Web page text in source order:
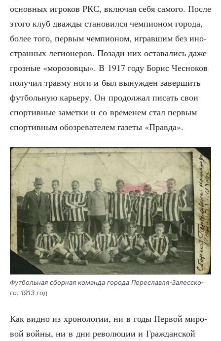
основ­ных игро­ков РКС, вклю­чая себя само­го. После
это­го клуб два­жды ста­но­вил­ся чем­пи­о­ном горо­да,
более того, пер­вым чем­пи­о­ном, играв­шим без ино­
стран­ных леги­о­не­ров. Поза­ди них оста­ва­лись даже
гроз­ные «моро­зов­цы». В 1917 году Борис Чес­но­ков
полу­чил трав­му ноги и был вынуж­ден завер­шить
фут­боль­ную карье­ру. Он про­дол­жал писать свои
спор­тив­ные замет­ки и со вре­ме­нем стал пер­вым
спор­тив­ным обо­зре­ва­те­лем газе­ты «Прав­да».
Фут­боль­ная сбор­ная коман­да горо­да Пере­слав­ля-Залес­ско­
го. 1913 год
Как вид­но из хро­но­ло­гии, ни в годы Пер­вой миро­
вой вой­ны, ни в дни рево­лю­ции и Граж­дан­ской